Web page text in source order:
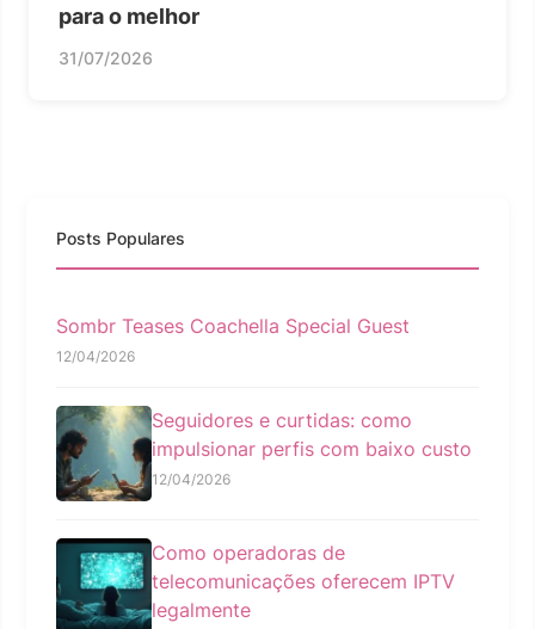
para o melhor
31/07/2026
Posts Populares
Sombr Teases Coachella Special Guest
12/04/2026
Seguidores e curtidas: como
impulsionar perfis com baixo custo
12/04/2026
Como operadoras de
telecomunicações oferecem IPTV
legalmente